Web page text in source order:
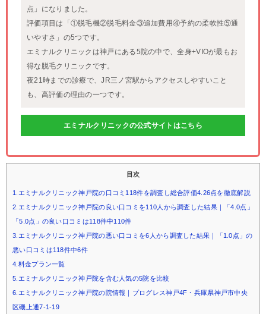
点」になりました。
評価項目は「①脱毛機②脱毛料金③追加費用④予約の柔軟性⑤通
いやすさ」の5つです。
エミナルクリニックは神戸にある5院の中で、全身+VIOが最もお
得な脱毛クリニックです。
夜21時までの診療で、JR三ノ宮駅からアクセスしやすいこと
も、高評価の理由の一つです。
エミナルクリニックの公式サイトはこちら
目次
1.エミナルクリニック神戸院の口コミ118件を調査し総合評価4.26点を徹底解説
2.エミナルクリニック神戸院の良い口コミを110人から調査した結果｜「4.0点」
「5.0点」の良い口コミは118件中110件
3.エミナルクリニック神戸院の悪い口コミを6人から調査した結果｜「1.0点」の
悪い口コミは118件中6件
4.料金プラン一覧
5.エミナルクリニック神戸院を含む人気の5院を比較
6.エミナルクリニック神戸院の院情報｜プログレス神戸4F・兵庫県神戸市中央
区磯上通7-1-19